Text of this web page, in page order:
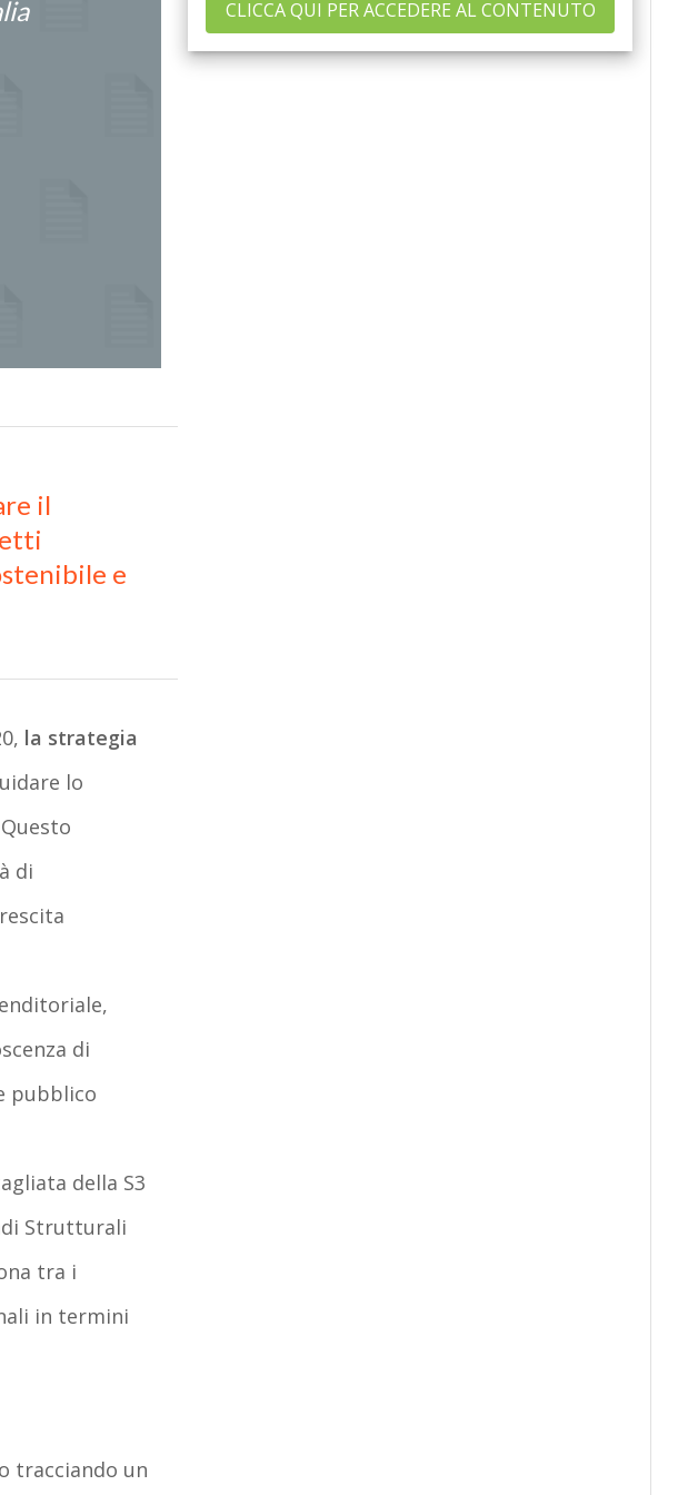
il
e
la strategia
lo
di
di
pubblico
della S3
Strutturali
tra i
in termini
tracciando un